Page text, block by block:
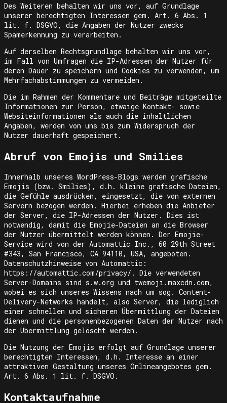
Des Weiteren behalten wir uns vor, auf Grundlage
unserer berechtigten Interessen gem. Art. 6 Abs. 1
lit. f. DSGVO, die Angaben der Nutzer zwecks
Spamerkennung zu verarbeiten.
Auf derselben Rechtsgrundlage behalten wir uns vor,
im Fall von Umfragen die IP-Adressen der Nutzer für
deren Dauer zu speichern und Cookies zu verwenden, um
Mehrfachabstimmungen zu vermeiden.
Die im Rahmen der Kommentare und Beiträge mitgeteilte
Informationen zur Person, etwaige Kontakt- sowie
Websiteinformationen als auch die inhaltlichen
Angaben, werden von uns bis zum Widerspruch der
Nutzer dauerhaft gespeichert.
Abruf von Emojis und Smilies
Innerhalb unseres WordPress-Blogs werden grafische
Emojis (bzw. Smilies), d.h. kleine grafische Dateien,
die Gefühle ausdrücken, eingesetzt, die von externen
Servern bezogen werden. Hierbei erheben die Anbieter
der Server, die IP-Adressen der Nutzer. Dies ist
notwendig, damit die Emojie-Dateien an die Browser
der Nutzer übermittelt werden können. Der Emojie-
Service wird von der Automattic Inc., 60 29th Street
#343, San Francisco, CA 94110, USA, angeboten.
Datenschutzhinweise von Automattic:
https://automattic.com/privacy/. Die verwendeten
Server-Domains sind s.w.org und twemoji.maxcdn.com,
wobei es sich unseres Wissens nach um sog. Content-
Delivery-Networks handelt, also Server, die lediglich
einer schnellen und sicheren Übermittlung der Dateien
dienen und die personenbezogenen Daten der Nutzer nach
der Übermittlung gelöscht werden.
Die Nutzung der Emojis erfolgt auf Grundlage unserer
berechtigten Interessen, d.h. Interesse an einer
attraktiven Gestaltung unseres Onlineangebotes gem.
Art. 6 Abs. 1 lit. f. DSGVO.
Kontaktaufnahme